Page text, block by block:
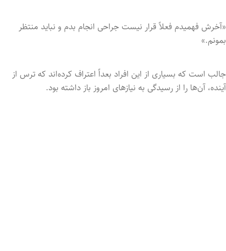
«آخرش فهمیدم فعلاً قرار نیست جراحی انجام بدم و نباید منتظر
بمونم.»
جالب است که بسیاری از این افراد بعداً اعتراف کرده‌اند که ترس از
آینده، آن‌ها را از رسیدگی به نیازهای امروز باز داشته بود.